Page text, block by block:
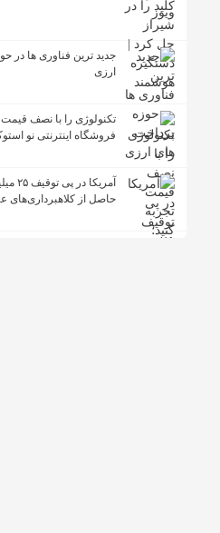
جدید ترین فناوری ها در
ارزی
تکنولوژی را با نصف قیمت
فروشگاه اینترنتی نو
آمریکا
حاصل از کلاهبرداری‌های